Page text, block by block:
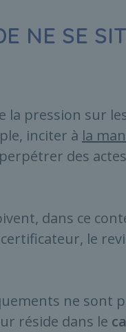
NE SE
la pression sur
inciter à la
des
dans ce
le
ne sont
réside dans le